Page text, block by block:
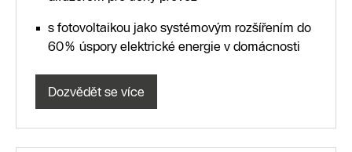
s fotovoltaikou jako systémovým rozšířením do
60% úspory elektrické energie v domácnosti
Dozvědět se více